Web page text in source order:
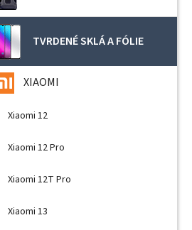
TVRDENÉ SKLÁ A FÓLIE
XIAOMI
Xiaomi 12
Xiaomi 12 Pro
Xiaomi 12T Pro
Xiaomi 13